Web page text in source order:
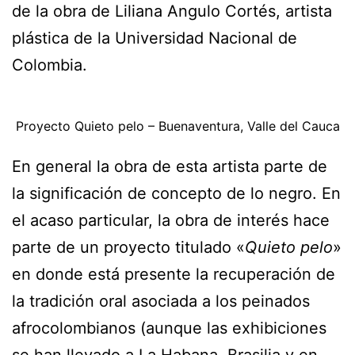
de la obra de Liliana Angulo Cortés, artista
plástica de la Universidad Nacional de
Colombia.
Proyecto Quieto pelo – Buenaventura, Valle del Cauca
En general la obra de esta artista parte de
la significación de concepto de lo negro. En
el acaso particular, la obra de interés hace
parte de un proyecto titulado «Quieto pelo»
en donde está presente la recuperación de
la tradición oral asociada a los peinados
afrocolombianos (aunque las exhibiciones